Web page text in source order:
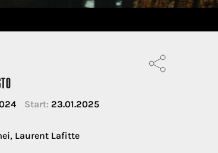
Start: 23.01.2025
Laurent Lafitte